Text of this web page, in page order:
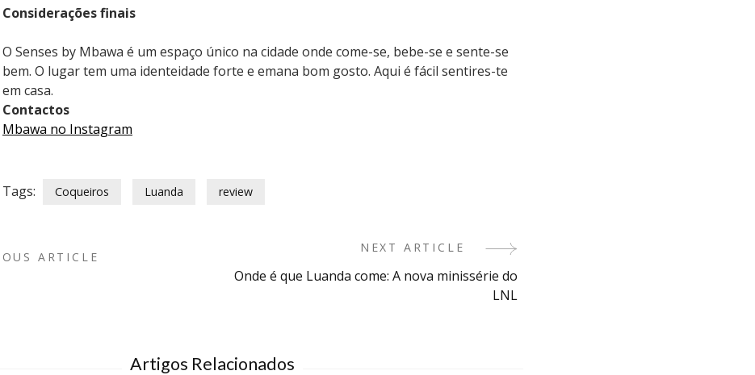
Considerações finais
O Senses by Mbawa é um espaço único na cidade onde come-se, bebe-se e sente-se
bem. O lugar tem uma identeidade forte e emana bom gosto. Aqui é fácil sentires-te
em casa.
Contactos
Mbawa no Instagram
Tags: Coqueiros Luanda review
ARTICLE
NEXT ARTICLE
Onde é que Luanda come: A nova minissérie do
LNL
Artigos Relacionados